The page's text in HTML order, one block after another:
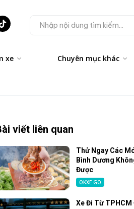
Nhập nội dung tìm kiếm...
xe Chuyên mục khác
viết liên quan
Thử Ngay Các
Bình Dương
Được
OKXE GO
Xe Đi Từ TPHCM